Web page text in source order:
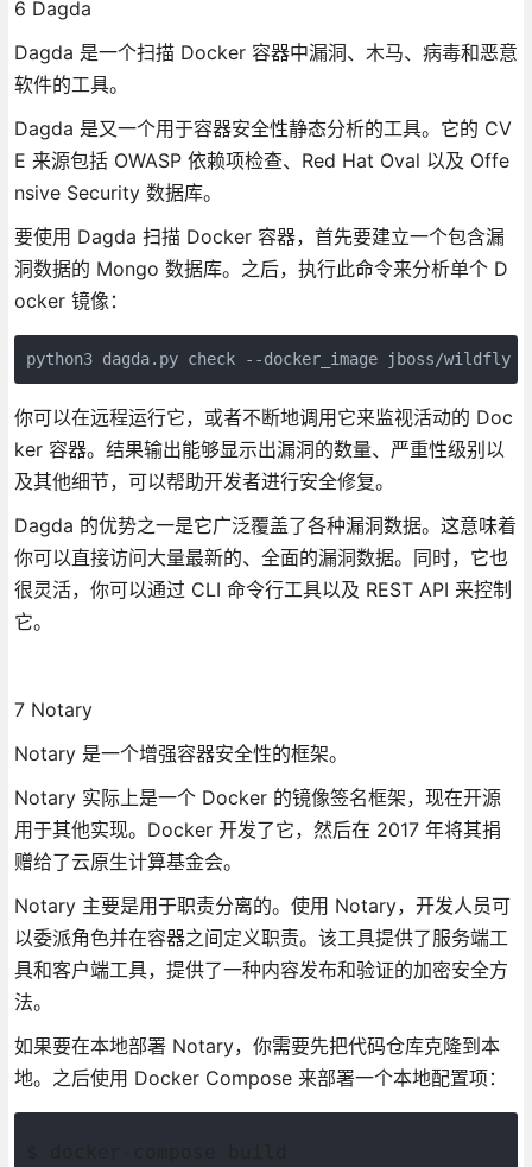
6 Dagda
Dagda 是一个扫描 Docker 容器中漏洞、木马、病毒和恶意
软件的工具。
Dagda 是又一个用于容器安全性静态分析的工具。它的 CV
E 来源包括 OWASP 依赖项检查、Red Hat Oval 以及 Offe
nsive Security 数据库。
要使用 Dagda 扫描 Docker 容器，首先要建立一个包含漏
洞数据的 Mongo 数据库。之后，执行此命令来分析单个 D
ocker 镜像：
python3 dagda.py check --docker_image jboss/wildfly
你可以在远程运行它，或者不断地调用它来监视活动的 Doc
ker 容器。结果输出能够显示出漏洞的数量、严重性级别以
及其他细节，可以帮助开发者进行安全修复。
Dagda 的优势之一是它广泛覆盖了各种漏洞数据。这意味着
你可以直接访问大量最新的、全面的漏洞数据。同时，它也
很灵活，你可以通过 CLI 命令行工具以及 REST API 来控制
它。
7 Notary
Notary 是一个增强容器安全性的框架。
Notary 实际上是一个 Docker 的镜像签名框架，现在开源
用于其他实现。Docker 开发了它，然后在 2017 年将其捐
赠给了云原生计算基金会。
Notary 主要是用于职责分离的。使用 Notary，开发人员可
以委派角色并在容器之间定义职责。该工具提供了服务端工
具和客户端工具，提供了一种内容发布和验证的加密安全方
法。
如果要在本地部署 Notary，你需要先把代码仓库克隆到本
地。之后使用 Docker Compose 来部署一个本地配置项：